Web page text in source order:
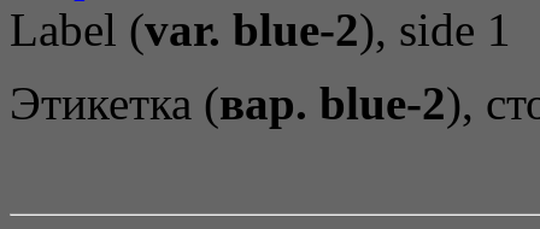
Label (var. blue-2), side 1
Этикетка (вар. blue-2),